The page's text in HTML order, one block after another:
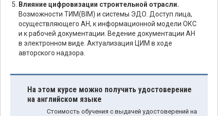
Влияние цифровизации строительной отрасли.
Возможности ТИМ(BIM) и системы ЭДО. Доступ лица,
осуществляющего АН, к информационной модели ОКС
и к рабочей документации. Ведение документации АН
в электронном виде. Актуализация ЦИМ в ходе
авторского надзора.
На этом курсе можно получить удостоверение
на английском языке
Стоимость обучения с выдачей удостоверений на